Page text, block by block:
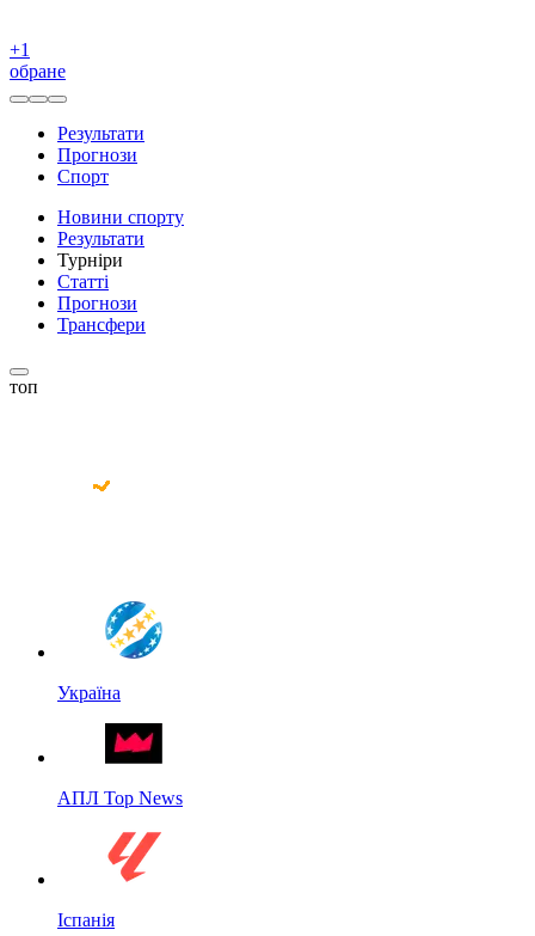
+1
обране
Результати
Прогнози
Спорт
Новини спорту
Результати
Турніри
Статті
Прогнози
Трансфери
топ
Україна
АПЛ Top News
Іспанія